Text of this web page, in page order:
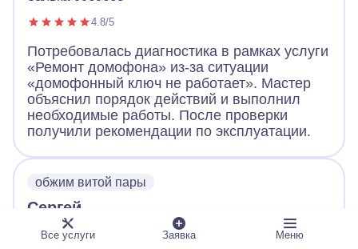
4.8/5
Потребовалась диагностика в рамках услуги
«Ремонт домофона» из-за ситуации
«домофонный ключ не работает». Мастер
объяснил порядок действий и выполнил
необходимые работы. После проверки
получили рекомендации по эксплуатации.
обжим витой пары
Сергей
Заявка 9989661
Все услуги Заявка Меню